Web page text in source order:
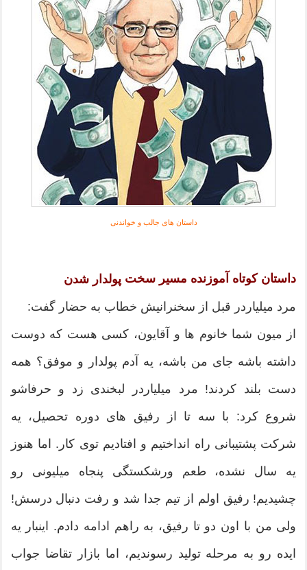
داستان های جالب و خواندنی
داستان کوتاه آموزنده مسیر سخت پولدار شدن
مرد میلیاردر قبل از سخنرانیش خطاب به حضار گفت:
از میون شما خانوم ها و آقایون، کسی هست که دوست
داشته باشه جای من باشه، یه آدم پولدار و موفق؟ همه
دست بلند کردند! مرد میلیاردر لبخندی زد و حرفاشو
شروع کرد: با سه تا از رفیق های دوره تحصیل، یه
شرکت پشتیبانی راه انداختیم و افتادیم توی کار. اما هنوز
یه سال نشده، طعم ورشکستگی پنجاه میلیونی رو
چشیدیم! رفیق اولم از تیم جدا شد و رفت دنبال درسش!
ولی من با اون دو تا رفیق، به راهم ادامه دادم. اینبار یه
ایده رو به مرحله تولید رسوندیم، اما بازار تقاضا جواب